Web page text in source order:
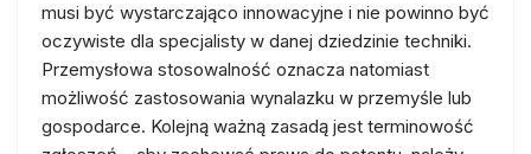
musi być wystarczająco innowacyjne i nie powinno być
oczywiste dla specjalisty w danej dziedzinie techniki.
Przemysłowa stosowalność oznacza natomiast
możliwość zastosowania wynalazku w przemyśle lub
gospodarce. Kolejną ważną zasadą jest terminowość